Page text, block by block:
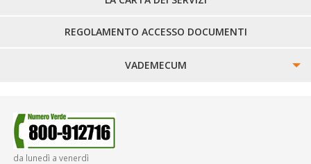
REGOLAMENTO ACCESSO DOCUMENTI
VADEMECUM
SMARRIMENTO OGGETTI
da lunedì a venerdì